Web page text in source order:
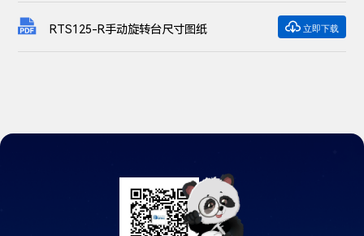
RTS125-R手动旋转台尺寸图纸  立即下载